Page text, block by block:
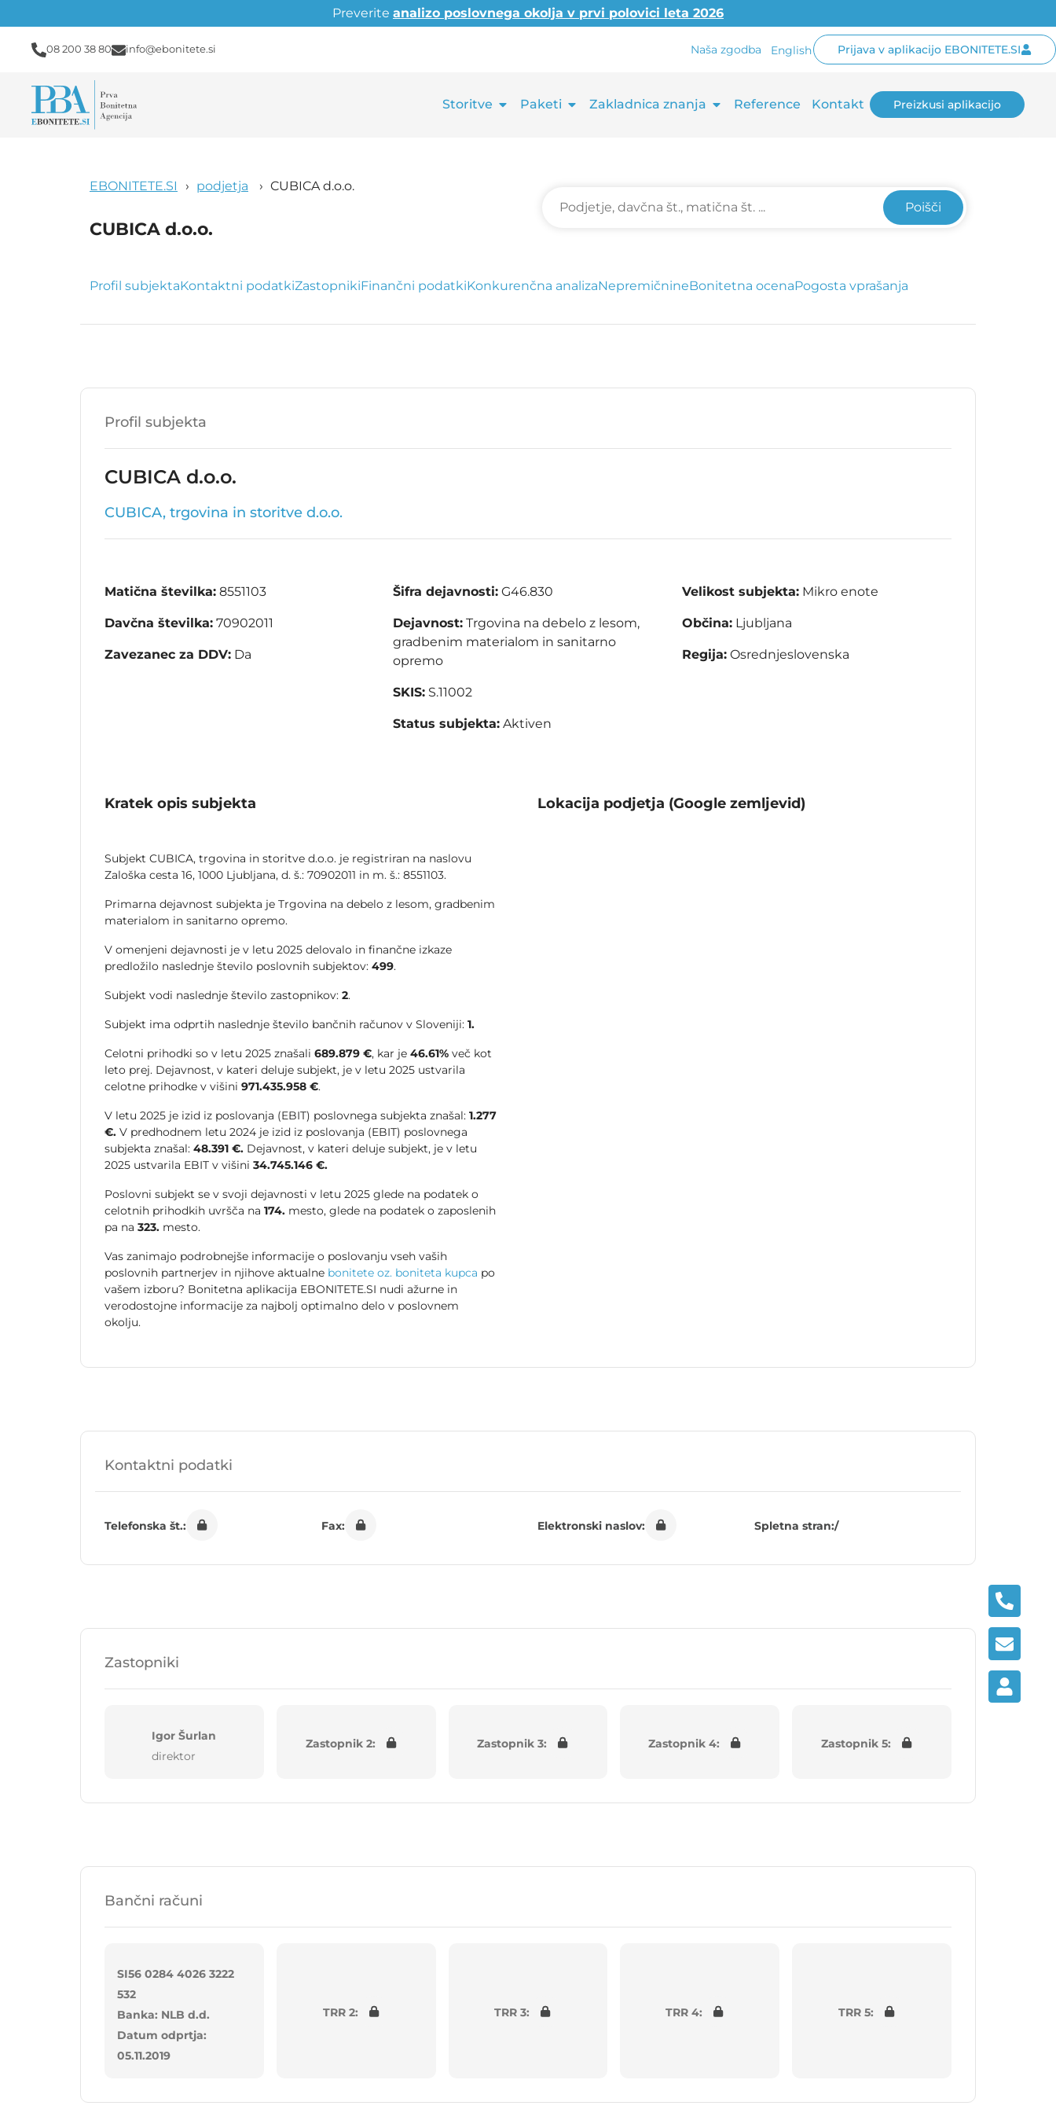
Preverite analizo poslovnega okolja v prvi polovici leta 2026
08 200 38 80 info@ebonitete.si Naša zgodba English Prijava v aplikacijo EBONITETE.SI
Storitve Paketi Zakladnica znanja Reference Kontakt Preizkusi aplikacijo
EBONITETE.SI podjetja CUBICA d.o.o.
CUBICA d.o.o.
Poišči
Profil subjektaKontaktni podatkiZastopnikiFinančni podatkiKonkurenčna analizaNepremičnineBonitetna ocenaPogosta vprašanja
Profil subjekta
CUBICA d.o.o.
CUBICA, trgovina in storitve d.o.o.
Matična številka: 8551103
Davčna številka: 70902011
Zavezanec za DDV: Da
Šifra dejavnosti: G46.830
Dejavnost: Trgovina na debelo z lesom,
gradbenim materialom in sanitarno
opremo
SKIS: S.11002
Status subjekta: Aktiven
Velikost subjekta:Mikro enote
Občina:Ljubljana
Regija:Osrednjeslovenska
Kratek opis subjekta
Subjekt CUBICA, trgovina in storitve d.o.o. je registriran na naslovu
Zaloška cesta 16, 1000 Ljubljana, d. š.: 70902011 in m. š.: 8551103.
Primarna dejavnost subjekta je Trgovina na debelo z lesom, gradbenim
materialom in sanitarno opremo.
V omenjeni dejavnosti je v letu 2025 delovalo in finančne izkaze
predložilo naslednje število poslovnih subjektov: 499.
Subjekt vodi naslednje število zastopnikov: 2.
Subjekt ima odprtih naslednje število bančnih računov v Sloveniji: 1.
Celotni prihodki so v letu 2025 znašali 689.879 €, kar je 46.61% več kot
leto prej. Dejavnost, v kateri deluje subjekt, je v letu 2025 ustvarila
celotne prihodke v višini 971.435.958 €.
V letu 2025 je izid iz poslovanja (EBIT) poslovnega subjekta znašal: 1.277
€. V predhodnem letu 2024 je izid iz poslovanja (EBIT) poslovnega
subjekta znašal: 48.391 €. Dejavnost, v kateri deluje subjekt, je v letu
2025 ustvarila EBIT v višini 34.745.146 €.
Poslovni subjekt se v svoji dejavnosti v letu 2025 glede na podatek o
celotnih prihodkih uvršča na 174. mesto, glede na podatek o zaposlenih
pa na 323. mesto.
Vas zanimajo podrobnejše informacije o poslovanju vseh vaših
poslovnih partnerjev in njihove aktualne bonitete oz. boniteta kupca po
vašem izboru? Bonitetna aplikacija EBONITETE.SI nudi ažurne in
verodostojne informacije za najbolj optimalno delo v poslovnem
okolju.
Lokacija podjetja (Google zemljevid)
Kontaktni podatki
Telefonska št.: Fax: Elektronski naslov: Spletna stran:/
Zastopniki
Igor Šurlan
direktor
Zastopnik 2: Zastopnik 3: Zastopnik 4: Zastopnik 5:
Bančni računi
SI56 0284 4026 3222
532
Banka: NLB d.d.
Datum odprtja:
05.11.2019
TRR 2: TRR 3: TRR 4: TRR 5: